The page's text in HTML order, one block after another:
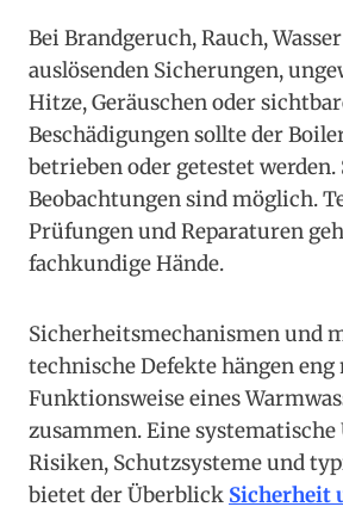
Bei Brandgeruch, Rauch,
auslösenden Sicherungen,
Hitze, Geräuschen oder
Beschädigungen sollte der
betrieben oder getestet werden.
Beobachtungen sind möglich.
Prüfungen und Reparaturen
fachkundige Hände.
Sicherheitsmechanismen und
technische Defekte hängen
Funktionsweise eines
zusammen. Eine
Risiken, Schutzsysteme und
bietet der Überblick Sicherheit